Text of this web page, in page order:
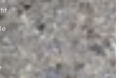
: